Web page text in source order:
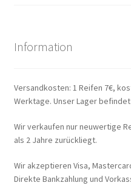
Information
Versandkosten: 1 Reifen 7€,
Werktage. Unser Lager
Wir verkaufen nur neuwertige
als 2 Jahre zurückliegt.
Wir akzeptieren Visa,
Direkte Bankzahlung und